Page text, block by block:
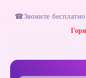
☎Звоните